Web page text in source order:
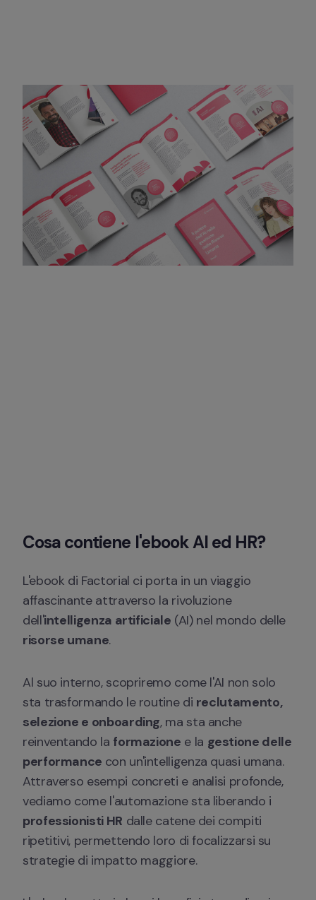
Cosa contiene l'ebook AI ed HR?
L'ebook di Factorial ci porta in un viaggio
affascinante attraverso la rivoluzione
dell'intelligenza artificiale
risorse umane.
Al suo interno, scopriremo come l'AI non solo
sta trasformando le routine di reclutamento,
selezione e onboarding, ma sta anche
reinventando la formazione e la gestione delle
performance con un'intelligenza quasi umana.
Attraverso esempi concreti e analisi profonde,
professionisti HR dalle catene dei compiti
ripetitivi, permettendo loro di focalizzarsi su
strategie di impatto maggiore.